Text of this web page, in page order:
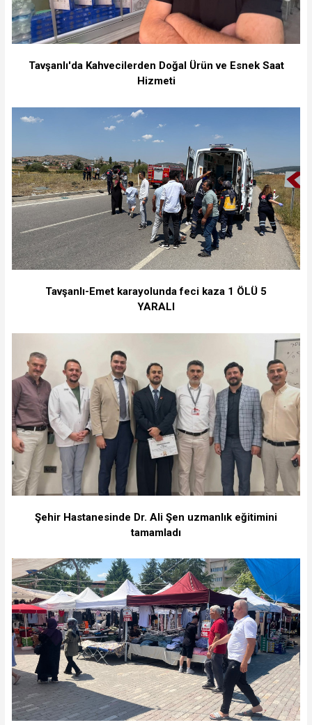
Tavşanlı'da Kahvecilerden Doğal Ürün ve Esnek Saat
Hizmeti
Tavşanlı-Emet karayolunda feci kaza 1 ÖLÜ 5
YARALI
Şehir Hastanesinde Dr. Ali Şen uzmanlık eğitimini
tamamladı